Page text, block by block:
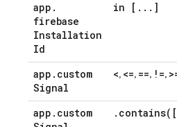
app .
firebase
Installation
Id
in [ . . . ]
app . custom
Signal
<, <=, ==, !=,
app . custom
. contains( [